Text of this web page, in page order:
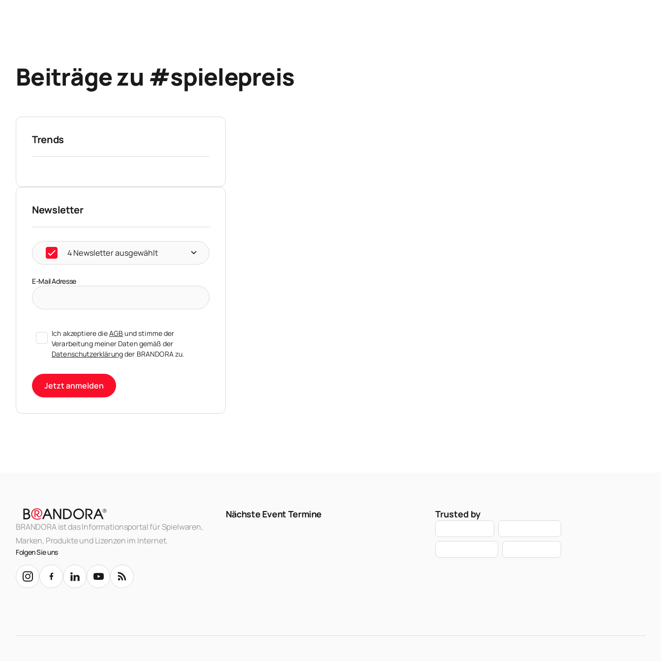
Beiträge zu #spielepreis
Trends
Newsletter
4 Newsletter ausgewählt
E-Mail Adresse
Ich akzeptiere dieAGBund stimme der
Verarbeitung meiner Daten gemäß der
Datenschutzerklärungder BRANDORA zu.
Jetzt anmelden
BRANDORA ist das Informationsportal für Spielwaren,
Marken, Produkte und Lizenzen im Internet.
Folgen Sie uns
Nächste Event Termine Trusted by